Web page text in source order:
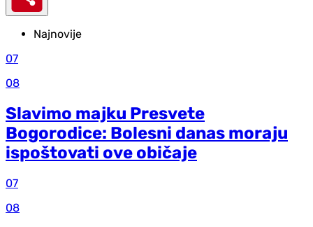
Najnovije
07
08
Slavimo majku Presvete
Bogorodice: Bolesni danas moraju
ispoštovati ove običaje
07
08